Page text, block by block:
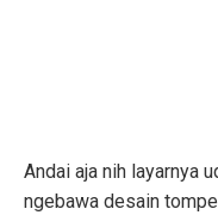
Andai aja nih layarnya
ngebawa desain